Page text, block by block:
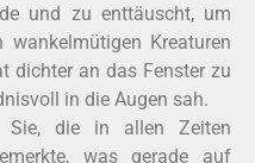
und zu enttäuscht, um
Kreaturen
dichter an das Fenster zu
in die Augen sah.
Sie, die in allen Zeiten
was gerade auf